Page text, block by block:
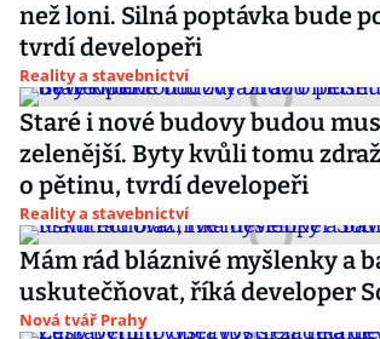
než loni. Silná poptávka bude
tvrdí developeři
Reality a stavebnictví
Staré i nové budovy budou
zelenější. Byty kvůli tomu
o pětinu, tvrdí developeři
Reality a stavebnictví
Mám rád bláznivé myšlenky a
uskutečňovat, říká developer
Nová tvář Prahy